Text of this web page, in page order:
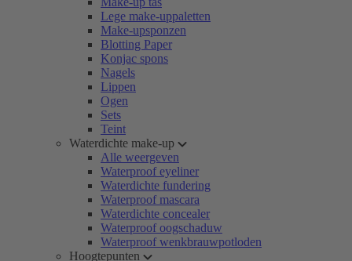
Lege make-uppaletten
Make-upsponzen
Blotting Paper
Konjac spons
Nagels
Lippen
Ogen
Sets
Teint
Waterdichte make-up
Alle weergeven
Waterproof eyeliner
Waterdichte fundering
Waterproof mascara
Waterdichte concealer
Waterproof oogschaduw
Waterproof wenkbrauwpotloden
Hoogtepunten